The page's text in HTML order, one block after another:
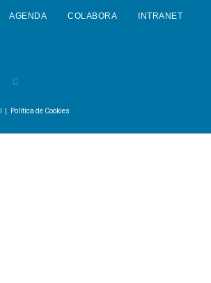
AGENDA COLABORA INTRANET
|. Política de Cookies